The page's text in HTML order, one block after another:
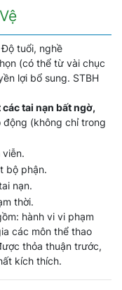
tuổi, nghề
(có thể từ vài chục
lợi bổ sung. STBH
các tai nạn bất ngờ,
động (không chỉ trong
bộ phận.
nạn.
thời.
hành vi vi phạm
các môn thể thao
thỏa thuận trước,
kích thích.